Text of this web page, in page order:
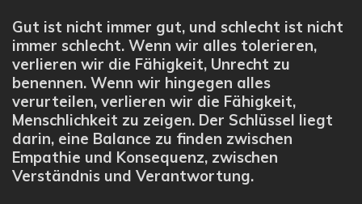
Gut ist nicht immer gut, und schlecht ist nicht
immer schlecht. Wenn wir alles tolerieren,
verlieren wir die Fähigkeit, Unrecht zu
benennen. Wenn wir hingegen alles
verurteilen, verlieren wir die Fähigkeit,
Menschlichkeit zu zeigen. Der Schlüssel liegt
darin, eine Balance zu finden zwischen
Empathie und Konsequenz, zwischen
Verständnis und Verantwortung.